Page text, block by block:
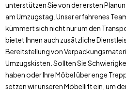
unterstützen Sie von der ersten
am Umzugstag. Unser erfahrenes
kümmert sich nicht nur um den
bietet Ihnen auch zusätzliche
Bereitstellung von
Umzugskisten. Sollten Sie
haben oder Ihre Möbel über enge
setzen wir unseren Möbellift ein, um